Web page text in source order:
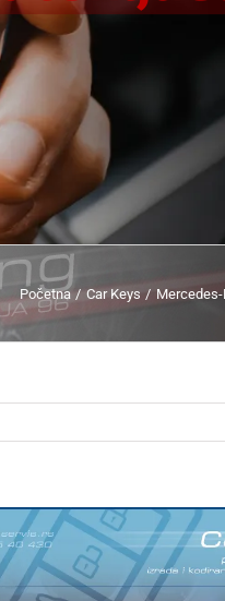
Početna Car Keys Mercedes-